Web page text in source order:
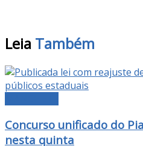
Leia Também
Concurso unificado do
nesta quinta